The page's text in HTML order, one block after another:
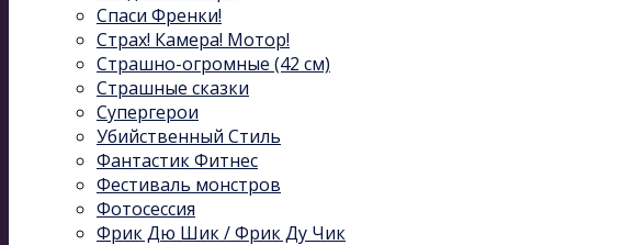
Спаси Френки!
Страх! Камера! Мотор!
Страшно-огромные (42 см)
Страшные сказки
Супергерои
Убийственный Стиль
Фантастик Фитнес
Фестиваль монстров
Фотосессия
Фрик Дю Шик / Фрик Ду Чик